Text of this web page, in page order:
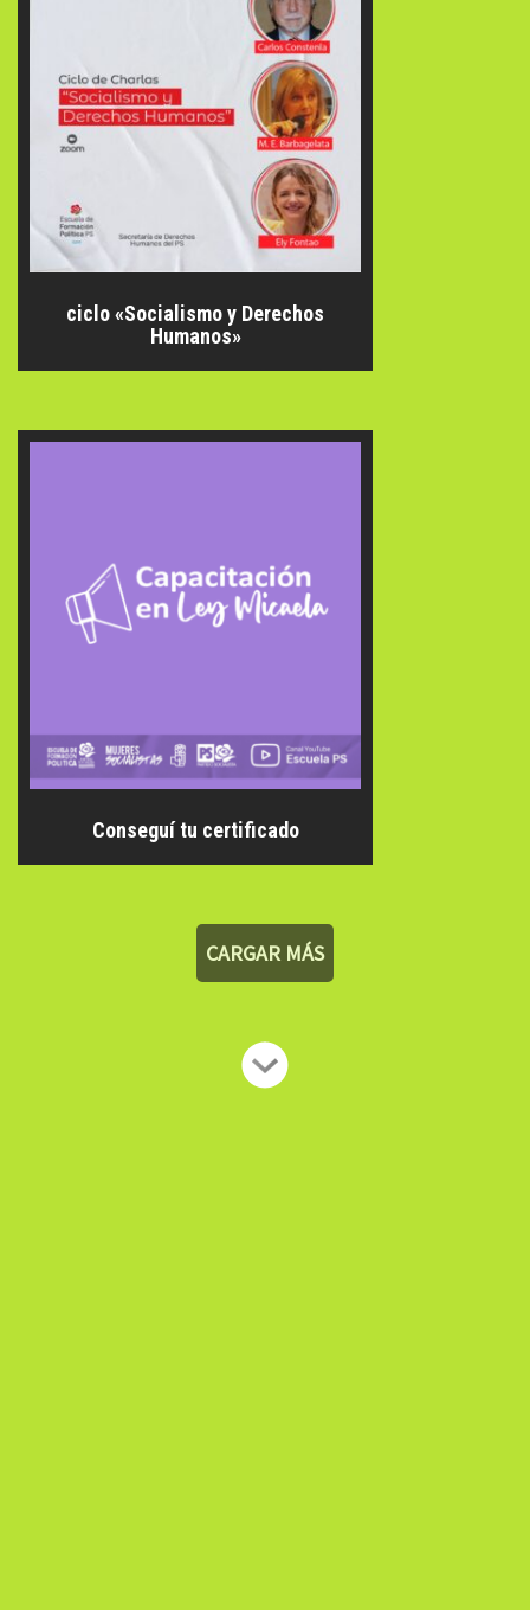
ciclo «Socialismo y Derechos
Humanos»
Conseguí tu certificado
CARGAR MÁS